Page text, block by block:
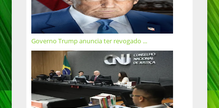
Governo Trump anuncia ter revogado ...